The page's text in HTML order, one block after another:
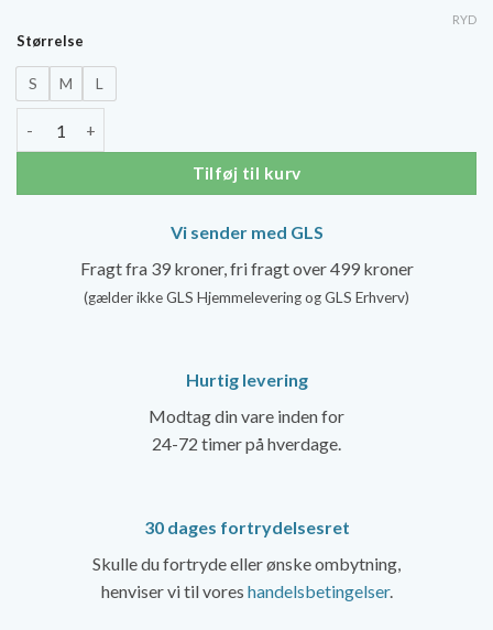
Størrelse
S M L
RYD
Tilføj til kurv
Vi sender med GLS
Fragt fra 39 kroner, fri fragt over 499 kroner
(gælder ikke GLS Hjemmelevering og GLS Erhverv)
Hurtig levering
Modtag din vare inden for
24-72 timer på hverdage.
30 dages fortrydelsesret
Skulle du fortryde eller ønske ombytning,
henviser vi til vores handelsbetingelser.